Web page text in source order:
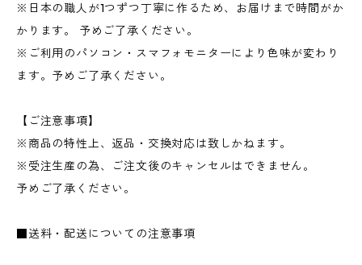
※日本の職人が1つずつ丁寧に作るため、お届けまで時間がか
かります。 予めご了承ください。
※ご利用のパソコン・スマフォモニターにより色味が変わり
ます。予めご了承ください。
【ご注意事項】
※商品の特性上、返品・交換対応は致しかねます。
※受注生産の為、ご注文後のキャンセルはできません。
予めご了承ください。
■送料・配送についての注意事項